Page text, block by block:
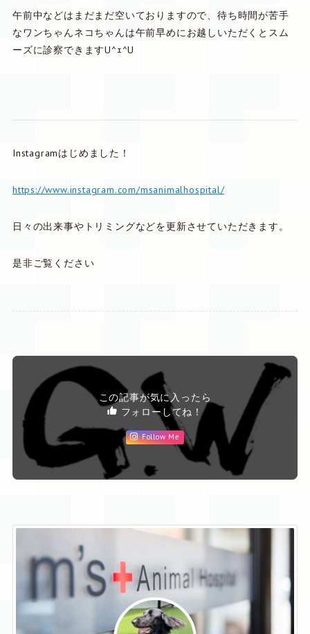
午前中などはまだまだ空いておりますので、待ち時間が苦手
なワンちゃんネコちゃんは午前早めにお越しいただくとスム
ーズに診察できますU^ｪ^U
Instagramはじめました！
https://www.instagram.com/msanimalhospital/
日々の出来事やトリミングなどを更新させていただきます。
是非ご覧ください
この記事が気に入ったら
フォローしてね！
Follow Me